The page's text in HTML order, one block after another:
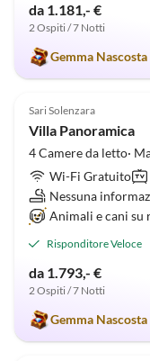
da 1.181,- €
2 Ospiti / 7 Notti
Gemma Nascosta
5.0 (1)
Sari Solenzara
Villa Panoramica
4 Camere da letto·
Wi-Fi Gratuito
Nessuna
Animali e cani su
Risponditore Veloce
da 1.793,- €
2 Ospiti / 7 Notti
Gemma Nascosta